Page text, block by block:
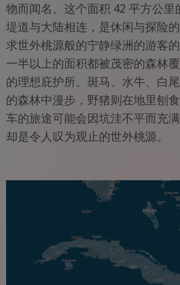
物而闻名。这个面积 42 平方公里
堤道与大陆相连，是休闲与探险
求世外桃源般的宁静绿洲的游客
一半以上的面积都被茂密的森林
的理想庇护所。斑马、水牛、白
的森林中漫步，野猪则在地里刨
车的旅途可能会因坑洼不平而充
却是令人叹为观止的世外桃源。